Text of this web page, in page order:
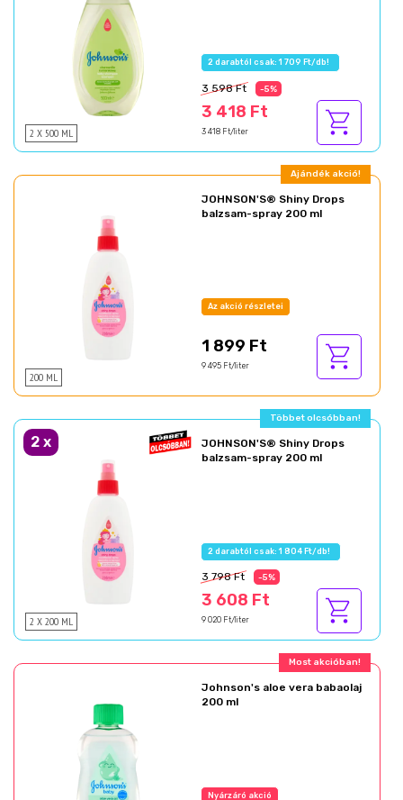
2 X 500 ML
2 darabtól csak: 1 709 Ft/db!
3 598 Ft -5%
3 418 Ft
3 418 Ft/liter
Ajándék akció!
200 ML
JOHNSON'S® Shiny Drops
balzsam-spray 200 ml
Az akció részletei
1 899 Ft
9 495 Ft/liter
Többet olcsóbban!
2 x
2 X 200 ML
JOHNSON'S® Shiny Drops
balzsam-spray 200 ml
2 darabtól csak: 1 804 Ft/db!
3 798 Ft -5%
3 608 Ft
9 020 Ft/liter
Most akcióban!
Johnson's aloe vera babaolaj
200 ml
Nyárzáró akció